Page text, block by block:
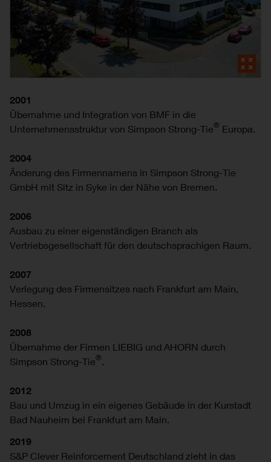
2001
Übernahme und Integration von BMF in die
Unternehmensstruktur von Simpson Strong-Tie® Europa.
2004
Änderung des Firmennamens in Simpson Strong-Tie
GmbH mit Sitz in Syke in der Nähe von Bremen.
2006
Ausbau zu einer eigenständigen Branch als
Vertriebsgesellschaft für den deutschsprachigen Raum.
2007
Verlegung des Firmensitzes nach Frankfurt am Main,
Hessen.
2008
Übernahme der Firmen LIEBIG und AHORN durch
Simpson Strong-Tie®.
2012
Bau und Umzug in ein eigenes Gebäude in der Kurstadt
Bad Nauheim bei Frankfurt am Main.
2019
S&P Clever Reinforcement Deutschland zieht in das